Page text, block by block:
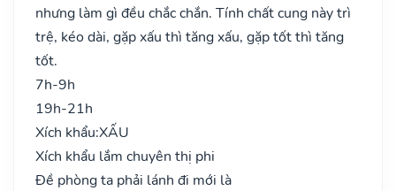
nhưng làm gì đều chắc chắn. Tính chất cung này trì
trệ, kéo dài, gặp xấu thì tăng xấu, gặp tốt thì tăng
tốt.
7h-9h
19h-21h
Xích khẩu:XẤU
Xích khẩu lắm chuyên thị phi
Đề phòng ta phải lánh đi mới là